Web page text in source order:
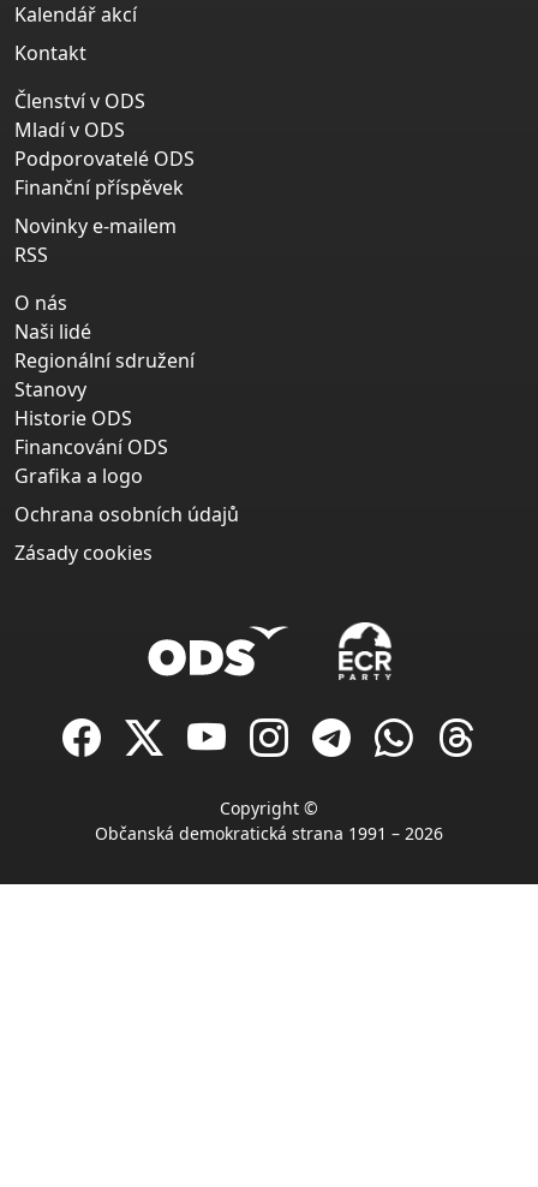
Kalendář akcí
Kontakt
Členství v ODS
Mladí v ODS
Podporovatelé ODS
Finanční příspěvek
Novinky e-mailem
RSS
O nás
Naši lidé
Regionální sdružení
Stanovy
Historie ODS
Financování ODS
Grafika a logo
Ochrana osobních údajů
Zásady cookies
Copyright ©
Občanská demokratická strana 1991 – 2026